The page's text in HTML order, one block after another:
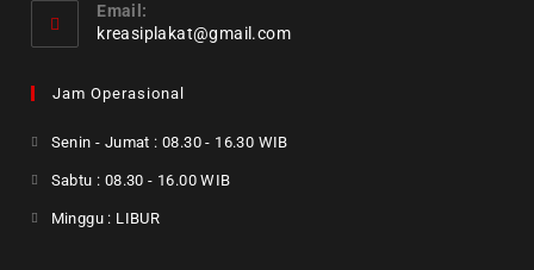
Email:
kreasiplakat@gmail.com
Jam Operasional
Senin - Jumat : 08.30 - 16.30 WIB
Sabtu : 08.30 - 16.00 WIB
Minggu : LIBUR